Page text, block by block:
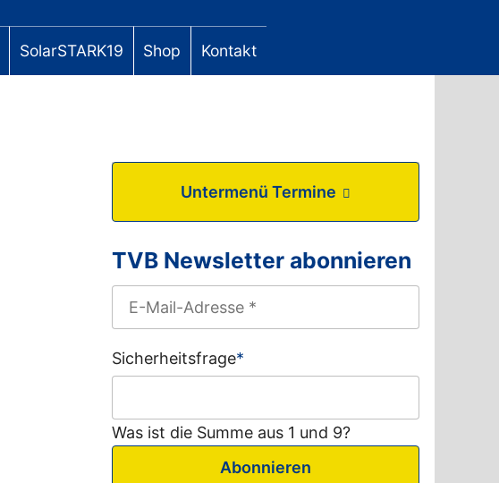
SolarSTARK19 Shop Kontakt
Untermenü Termine
TVB Newsletter abonnieren
Sicherheitsfrage*
Was ist die Summe aus 1 und 9?
Abonnieren